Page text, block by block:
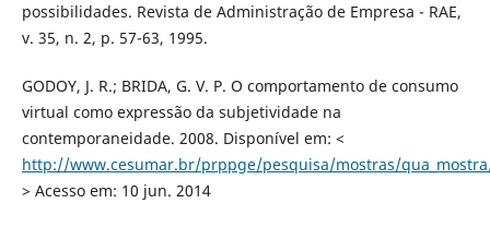
possibilidades. Revista de Administração de Empresa - RAE,
v. 35, n. 2, p. 57-63, 1995.
GODOY, J. R.; BRIDA, G. V. P. O comportamento de consumo
virtual como expressão da subjetividade na
contemporaneidade. 2008. Disponível em: <
http://www.cesumar.br/prppge/pesquisa/mostras/
> Acesso em: 10 jun. 2014